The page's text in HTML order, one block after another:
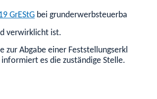
GrEStG bei grunderwerbsteuerbaren
verwirklicht ist.
Abgabe einer Feststellungserklärung
es die zuständige Stelle.